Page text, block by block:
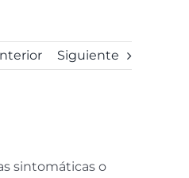
Siguiente
sintomáticas o